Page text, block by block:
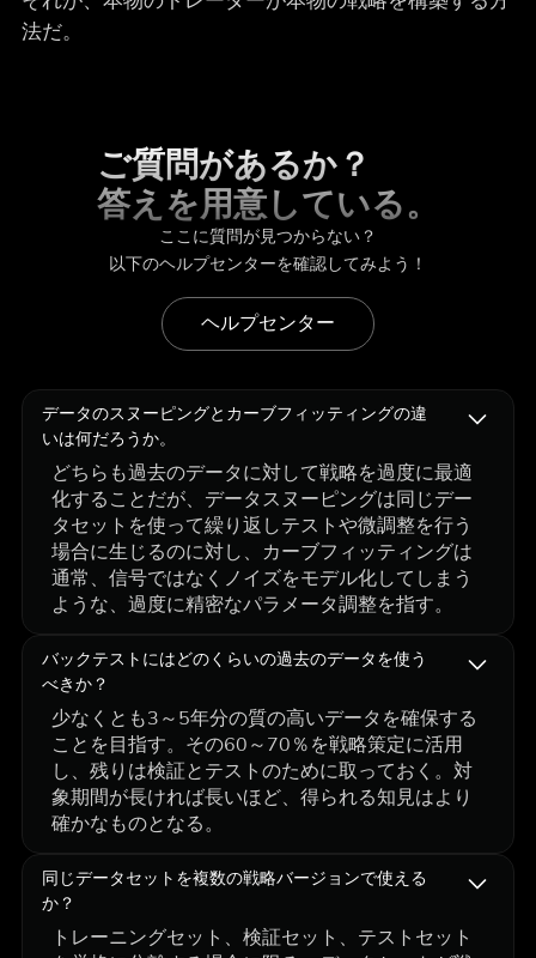
法だ。
ご質問があるか？
答えを用意している。
ここに質問が見つからない？
以下のヘルプセンターを確認してみよう！
ヘルプセンター
データのスヌーピングとカーブフィッティングの違
いは何だろうか。
どちらも過去のデータに対して戦略を過度に最適
化することだが、データスヌーピングは同じデー
タセットを使って繰り返しテストや微調整を行う
場合に生じるのに対し、カーブフィッティングは
通常、信号ではなくノイズをモデル化してしまう
ような、過度に精密なパラメータ調整を指す。
バックテストにはどのくらいの過去のデータを使う
べきか？
少なくとも3～5年分の質の高いデータを確保する
ことを目指す。その60～70％を戦略策定に活用
し、残りは検証とテストのために取っておく。対
象期間が長ければ長いほど、得られる知見はより
確かなものとなる。
同じデータセットを複数の戦略バージョンで使える
か？
トレーニングセット、検証セット、テストセット